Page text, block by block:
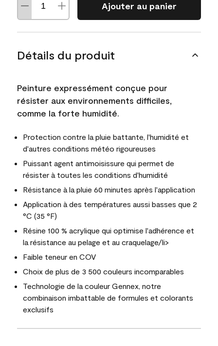
Ajouter au panier
Détails du produit
Peinture expressément conçue pour
résister aux environnements difficiles,
comme la forte humidité.
Protection contre la pluie battante, l'humidité et
d'autres conditions météo rigoureuses
Puissant agent antimoisissure qui permet de
résister à toutes les conditions d'humidité
Résistance à la pluie 60 minutes après l'application
Application à des températures aussi basses que 2
°C (35 °F)
Résine 100 % acrylique qui optimise l'adhérence et
la résistance au pelage et au craquelage/li>
Faible teneur en COV
Choix de plus de 3 500 couleurs incomparables
Technologie de la couleur Gennex, notre
combinaison imbattable de formules et colorants
exclusifs